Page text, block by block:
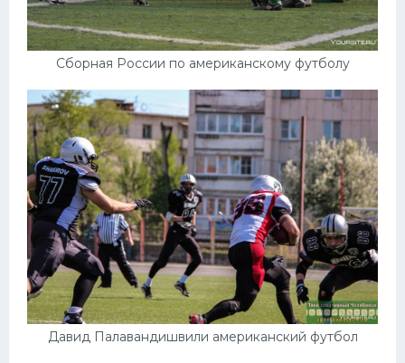
Сборная России по американскому футболу
Давид Палавандишвили американский футбол